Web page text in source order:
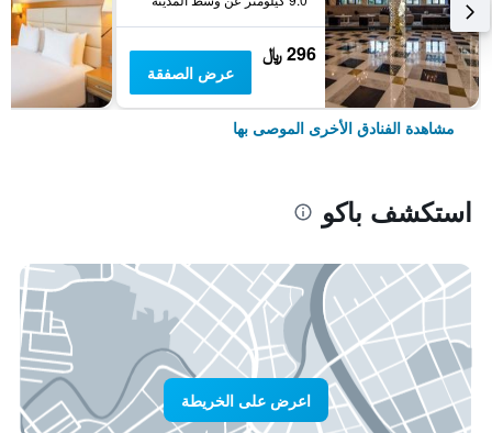
296 ﷼
عرض الصفقة
مشاهدة الفنادق الأخرى الموصى بها
استكشف باكو
اعرض على الخريطة